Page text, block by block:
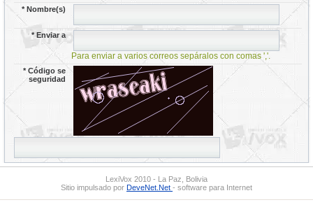
*Nombre(s)
*Enviar a
Para enviar a varios correos sepáralos con comas ','.
*Código se
seguridad
LexiVox 2010 - La Paz, Bolivia
Sitio impulsado por DeveNet.Net - software para Internet